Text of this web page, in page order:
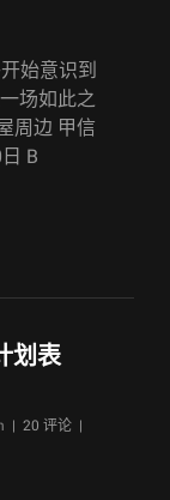
始意识到
场如此之
周边 甲信
B
划表
| 20 评论 |